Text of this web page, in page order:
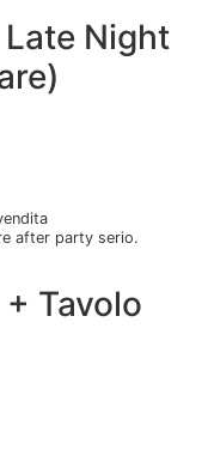
Night
after party serio.
Tavolo